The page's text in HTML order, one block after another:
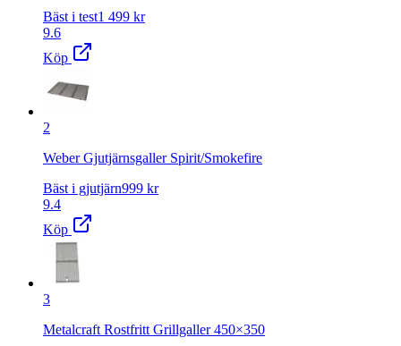
Bäst i test1 499 kr
9.6
Köp
2
Weber Gjutjärnsgaller Spirit/Smokefire
Bäst i gjutjärn999 kr
9.4
Köp
3
Metalcraft Rostfritt Grillgaller 450×350